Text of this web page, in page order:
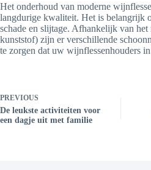
Het onderhoud van moderne
langdurige kwaliteit. Het is belangrijk
schade en slijtage. Afhankelijk van
kunststof) zijn er verschillende
te zorgen dat uw wijnflessenhouders
PREVIOUS
De leukste activiteiten voor
een dagje uit met familie